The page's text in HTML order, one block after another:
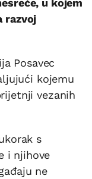
u kojem
razvoj
Posavec
kojemu
vezanih
s
i njihove
ne